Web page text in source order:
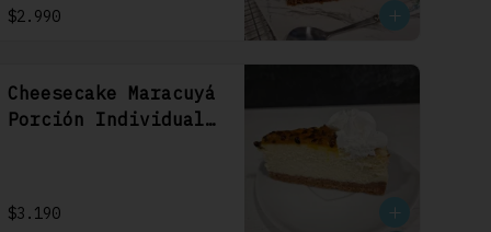
queso de crema.
$2.990
Cheesecake Maracuyá
Porción Individual
$3.190